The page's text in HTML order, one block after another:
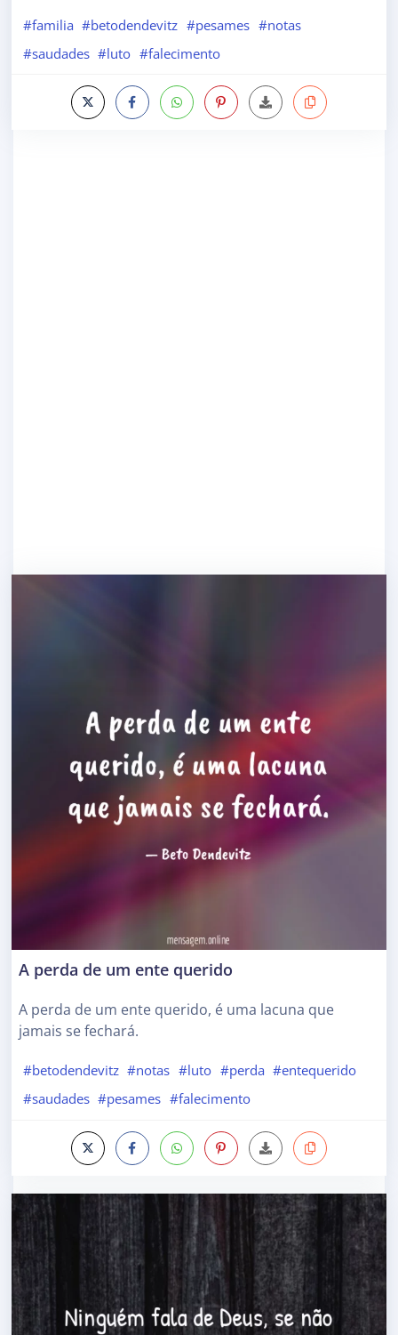
#familia #betodendevitz #pesames #notas
#saudades #luto #falecimento
A perda de um ente querido
A perda de um ente querido, é uma lacuna que
jamais se fechará.
#betodendevitz #notas #luto #perda #entequerido
#saudades #pesames #falecimento